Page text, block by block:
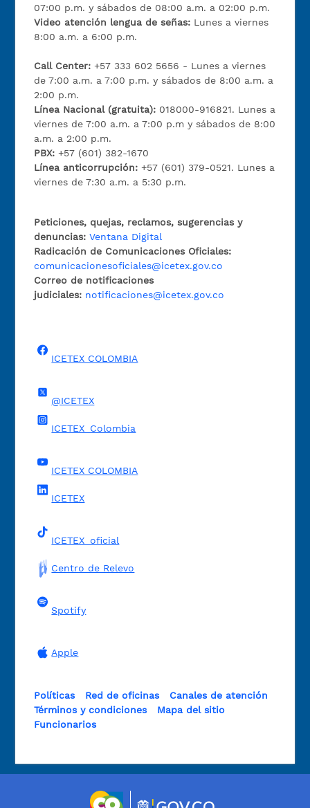
07:00 p.m. y sábados de 08:00 a.m. a 02:00 p.m.
Video atención lengua de señas: Lunes a viernes
8:00 a.m. a 6:00 p.m.
Call Center:+57 333 602 5656 - Lunes a viernes
de 7:00 a.m. a 7:00 p.m. y sábados de 8:00 a.m. a
2:00 p.m.
Línea Nacional (gratuita): 018000-916821. Lunes a
viernes de 7:00 a.m. a 7:00 p.m y sábados de 8:00
a.m. a 2:00 p.m.
PBX:+57 (601) 382-1670
Línea anticorrupción:+57 (601) 379-0521. Lunes a
viernes de 7:30 a.m. a 5:30 p.m.
Peticiones, quejas, reclamos, sugerencias y
denuncias: Ventana Digital
Radicación de Comunicaciones Oficiales:
comunicacionesoficiales@icetex.gov.co
Correo de notificaciones
judiciales: notificaciones@icetex.gov.co
ICETEX COLOMBIA
@ICETEX
ICETEX_Colombia
ICETEX COLOMBIA
ICETEX
ICETEX_oficial
Centro de Relevo
Spotify
Apple
Políticas Red de oficinas
Canales de atención
Términos y condiciones
Mapa del sitio
Funcionarios